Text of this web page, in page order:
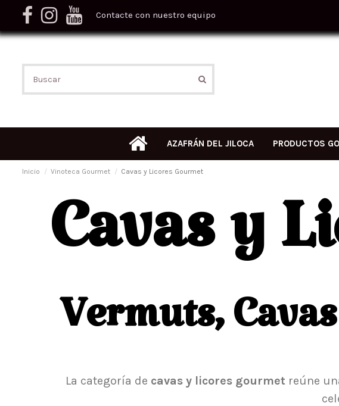
Contacte con nuestro equipo
AZAFRÁN DEL JILOCA PRODUCTOS
Inicio Vinoteca Gourmet Cavas y Licores Gourmet
Cavas y
Vermuts,
La categoría de cavas y licores gourmet reúne